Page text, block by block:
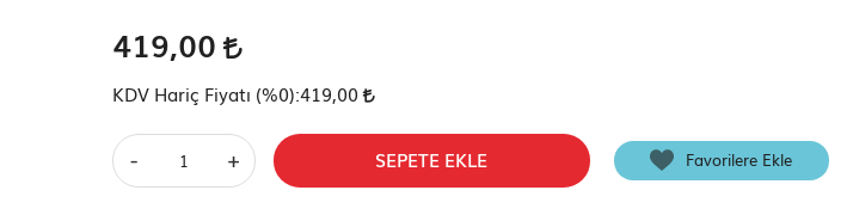
419,00
KDV Hariç Fiyatı (%0):419,00
- + SEPETE EKLE Favorilere Ekle